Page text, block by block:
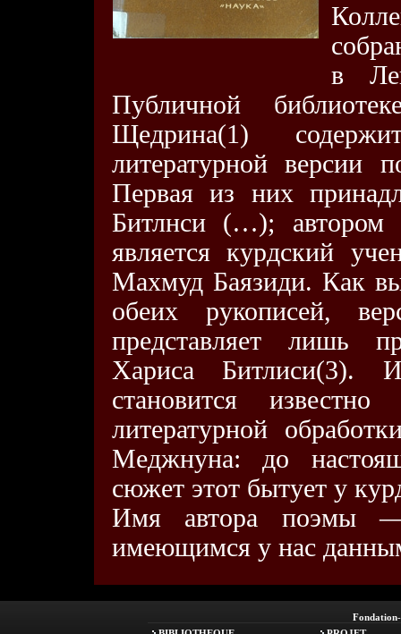
в
Публичной
Щедрина(1)
литературной
Первая из них
Битлнси (…); автором
является курдский
Махмуд Баязиди. Как
обеих рукописей,
представляет лишь
Хариса Битлиси(3).
становится
литературной
Меджнуна: до
сюжет этот бытует у
Имя автора поэмы
имеющимся у нас
Fondation